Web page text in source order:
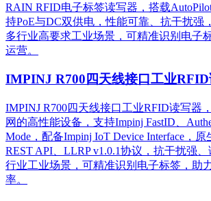
RAIN RFID电子标签读写器，搭载
持PoE与DC双供电，性能可靠、抗干扰强
多行业高要求工业场景，可精准识别电子
运营。​
IMPINJ R700四天线接口工业
IMPINJ R700四天线接口工业RFID读写器
网的高性能设备，支持Impinj FastID、
Mode，配备Impinj IoT Device Interface，原
REST API、LLRP v1.0.1协议，抗干扰强
行业工业场景，可精准识别电子标签，助
率。